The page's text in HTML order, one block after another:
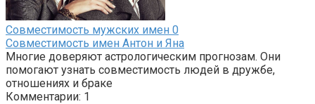
Совместимость мужских имен 0
Совместимость имен Антон и Яна
Многие доверяют астрологическим прогнозам. Они
помогают узнать совместимость людей в дружбе,
отношениях и браке
Комментарии: 1